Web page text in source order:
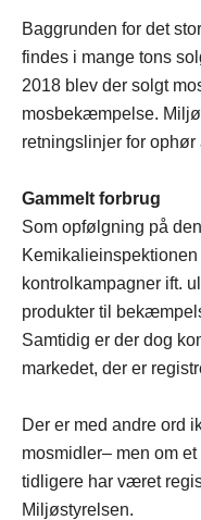
Baggrunden for det
findes i mange tons
2018 blev der solgt
mosbekæmpelse.
retningslinjer for
Gammelt forbrug
Som opfølgning på
kontrolkampagner ift.
produkter til
Samtidig er der dog
markedet, der er
Der er med andre ord
mosmidler– men om
tidligere har været
Miljøstyrelsen.